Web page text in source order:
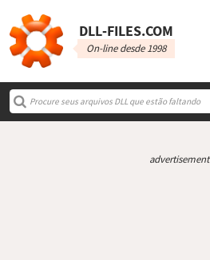
DLL‑FILES.COM
On-line desde 1998
advertisement